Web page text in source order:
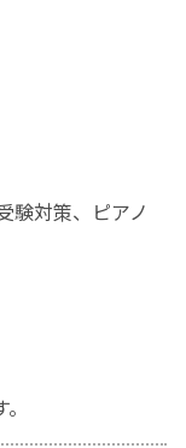
対策、ピアノ